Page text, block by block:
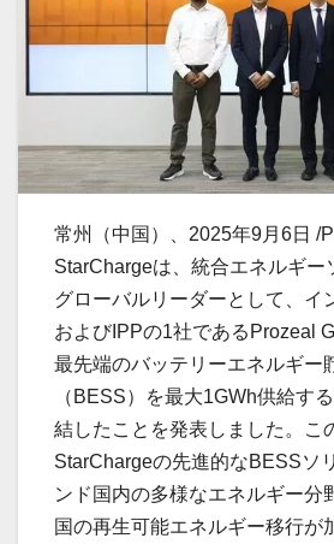
常州（中国）、2025年9月6日
StarChargeは、統合エネルギー
グローバルリーダーとして、イ
およびIPPの1社であるProzeal
最先端のバッテリーエネルギー
（BESS）を最大1GWh供給す
結したことを発表しました。こ
StarChargeの先進的なBESSソ
ンド国内の多様なエネルギー分
国の再生可能エネルギー移行が